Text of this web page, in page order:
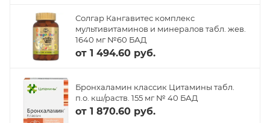
Солгар Кангавитес комплекс
мультивитаминов и минералов табл. жев.
1640 мг №60 БАД
от 1 494.60 руб.
Бронхаламин классик Цитамины табл.
п.о. кш/раств. 155 мг № 40 БАД
от 1 870.60 руб.